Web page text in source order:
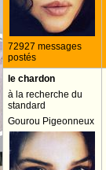
72927 messages
postés
le chardon
à la recherche du
standard
Gourou Pigeonneux